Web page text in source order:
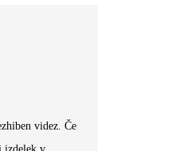
videz. Če